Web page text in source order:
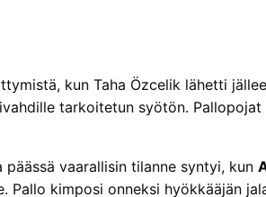
kun Taha Özcelik lähetti
tarkoitetun syötön.
vaarallisin tilanne syntyi, kun
Pallo kimposi onneksi hyökkääjän